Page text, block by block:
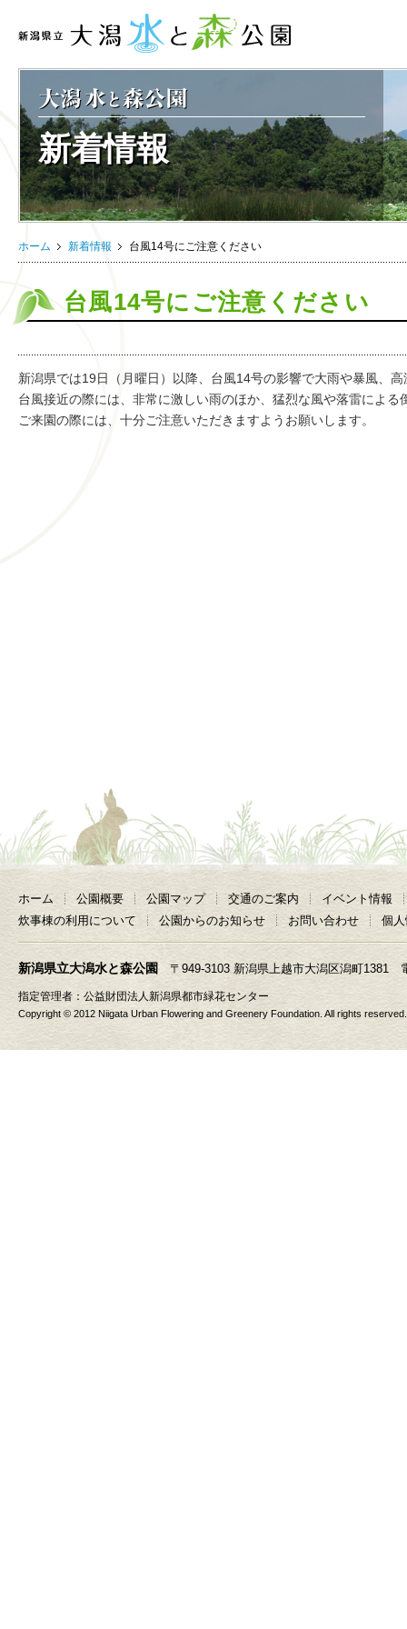
新着情報
ホーム 新着情報 台風14号にご注意ください
台風14号にご注意ください
新潟県では19日（月曜日）以降、 台風14号の影響で大雨や暴風、
台風接近の際には、非常に激しい雨のほか、猛烈な風や落雷によ
ご来園の際には、十分ご注意いただきますようお願いします。
ホーム 公園概要 公園マップ 交通のご案内
イベント情報
炊事棟の利用について
公園からのお知らせ お問い合わせ 個
新潟県立大潟水と森公園〒949-3103 新潟県上越市大潟区潟町1381
指定管理者： 公益財団法人新潟県都市緑花センター
Copyright © 2012 Niigata Urban Flowering and Greenery Foundation. All rights reserved.